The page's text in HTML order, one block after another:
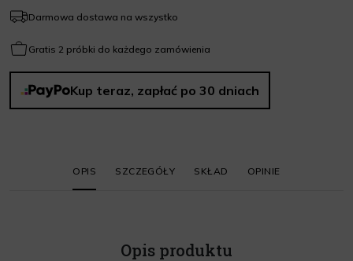
Darmowa dostawa na wszystko
Gratis 2 próbki do każdego zamówienia
Kup teraz, zapłać po 30 dniach
OPIS SZCZEGÓŁY SKŁAD OPINIE
Opis produktu